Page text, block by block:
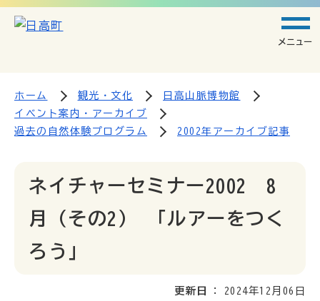
メニュー
ホーム 観光・文化
日高山脈博物館
イベント案内・アーカイブ
過去の自然体験プログラム
2002年アーカイブ記事
ネイチャーセミナー2002 8
月（その2） 「ルアーをつく
ろう」
更新日 2024年12月06日